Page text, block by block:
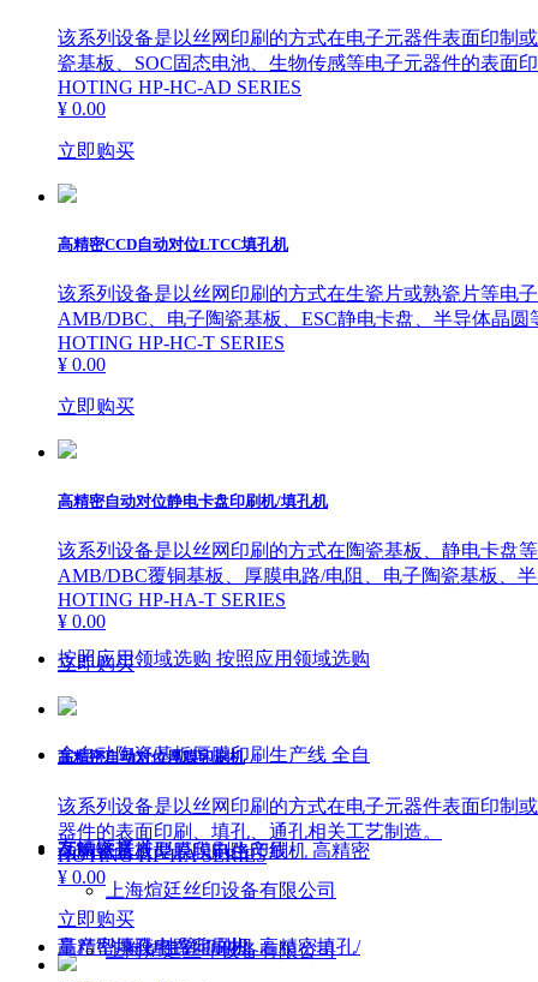
该系列设备是以丝网印刷的方式在电子元器件表面印制
瓷基板、SOC固态电池、生物传感等电子元器件的表面
HOTING HP-HC-AD SERIES
¥ 0.00
立即购买
高精密CCD自动对位LTCC填孔机
该系列设备是以丝网印刷的方式在生瓷片或熟瓷片等电
AMB/DBC、电子陶瓷基板、ESC静电卡盘、半导体晶
HOTING HP-HC-T SERIES
¥ 0.00
立即购买
高精密自动对位静电卡盘印刷机/填孔机
该系列设备是以丝网印刷的方式在陶瓷基板、静电卡盘
AMB/DBC覆铜基板、厚膜电路/电阻、电子陶瓷基板、
HOTING HP-HA-T SERIES
¥ 0.00
立即购买
高精密自动对位厚膜印刷机
该系列设备是以丝网印刷的方式在电子元器件表面印制
器件的表面印刷、填孔、通孔相关工艺制造。
HOTING HP-HA SERIES
¥ 0.00
立即购买
按照应用领域选购 按照应用领域选购
全自动陶瓷基板厚膜印刷生产线 全自
动陶瓷基板厚膜印刷生产线
高精密量产型厚膜电路印刷机 高精密
量产型厚膜电路印刷机
高精密填孔/挂壁印刷机 高精密填孔/
友情链接 ꁕ
上海煊廷丝印设备有限公司
上海煊廷丝印设备有限公司